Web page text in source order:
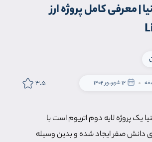
| معرفی کامل پروژه ارز
12 شهریور 1402 3.5
یک پروژه لایه دوم اتریوم است با
دانش صفر ایجاد شده و بدین وسیله